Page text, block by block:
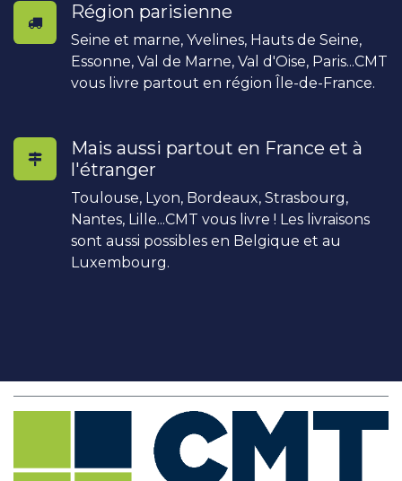
Région parisienne
Seine et marne, Yvelines, Hauts de Seine,
Essonne, Val de Marne, Val d'Oise, Paris...CMT
vous livre partout en région Île-de-France.
Mais aussi partout en France et à
l'étranger
Toulouse, Lyon, Bordeaux, Strasbourg,
Nantes, Lille...CMT vous livre ! Les livraisons
sont aussi possibles en Belgique et au
Luxembourg.